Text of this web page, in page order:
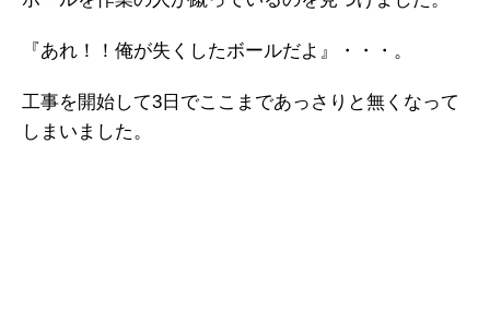
『あれ！！俺が失くしたボールだよ』・・・。
工事を開始して3日でここまであっさりと無くなって
しまいました。